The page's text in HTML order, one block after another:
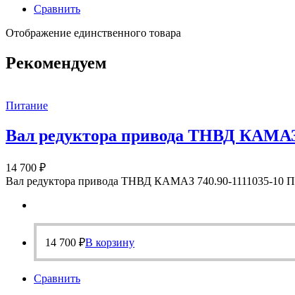
Сравнить
Отображение единственного товара
Рекомендуем
Питание
Вал редуктора привода ТНВД КАМАЗ
14 700 ₽
Вал редуктора привода ТНВД КАМАЗ 740.90-1111035-
14 700 ₽В корзину
Сравнить